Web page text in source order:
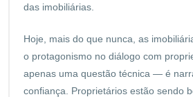
das imobiliárias.
Hoje, mais do que nunca, as
o protagonismo no diálogo com
apenas uma questão técnica — é
confiança. Proprietários estão sendo